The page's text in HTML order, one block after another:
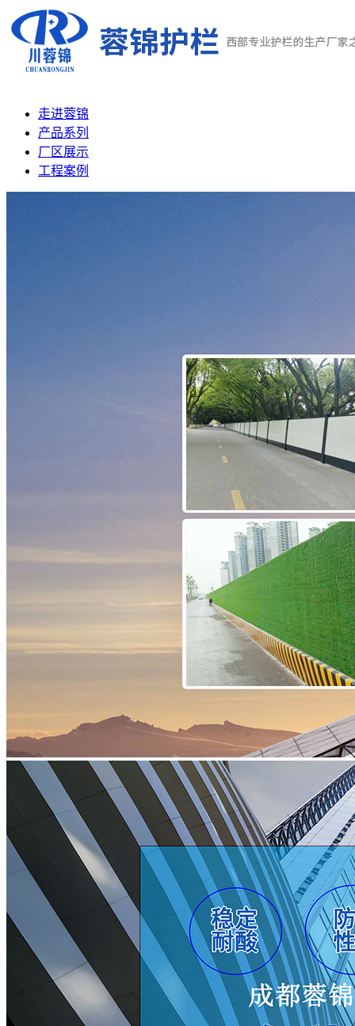
走进蓉锦
产品系列
厂区展示
工程案例